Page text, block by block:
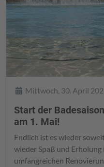
DetailsMittwoch, 30. April
Start der
am 1. Mai!
Endlich ist es wieder
wieder Spaß und Erholung
umfangreichen